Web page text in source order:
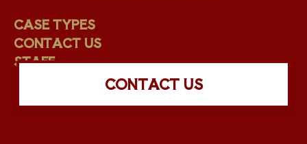
CONTACT US
CASE TYPES
CONTACT US
STAFF